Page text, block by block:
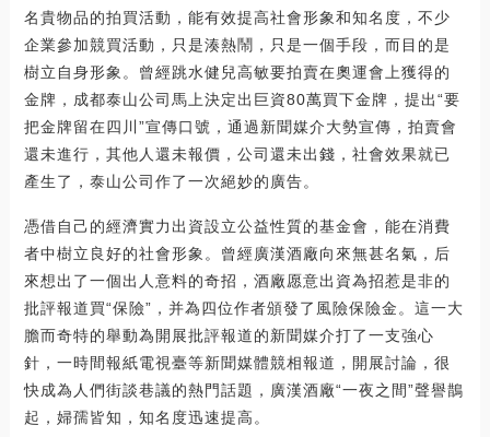
名貴物品的拍買活動，能有效提高社會形象和知名度，不少
企業參加競買活動，只是湊熱鬧，只是一個手段，而目的是
樹立自身形象。曾經跳水健兒高敏要拍賣在奧運會上獲得的
金牌，成都泰山公司馬上決定出巨資80萬買下金牌，提出“要
把金牌留在四川”宣傳口號，通過新聞媒介大勢宣傳，拍賣會
還未進行，其他人還未報價，公司還未出錢，社會效果就已
產生了，泰山公司作了一次絕妙的廣告。
憑借自己的經濟實力出資設立公益性質的基金會，能在消費
者中樹立良好的社會形象。曾經廣漢酒廠向來無甚名氣，后
來想出了一個出人意料的奇招，酒廠愿意出資為招惹是非的
批評報道買“保險”，并為四位作者頒發了風險保險金。這一大
膽而奇特的舉動為開展批評報道的新聞媒介打了一支強心
針，一時間報紙電視臺等新聞媒體競相報道，開展討論，很
快成為人們街談巷議的熱門話題，廣漢酒廠“一夜之間”聲譽鵲
起，婦孺皆知，知名度迅速提高。